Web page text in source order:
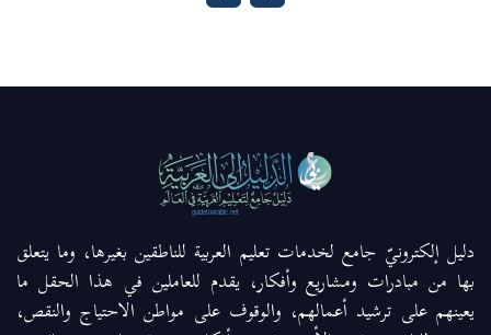
دليل إلكترونيّ جامع لخدمات تعليم العربية للناطقين بغيرها، وما يتعلق
بها من مبادرات ومشاريع وأفكار، يقدم للعاملين في هذا الحقل ما
يعينهم على ترشيد أعمالهم، والوقوف على مواطن الاحتياج والنقص،